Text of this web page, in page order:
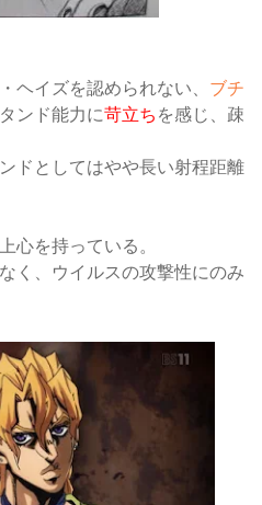
ヘイズを認められない、 ブチ
ンド能力に苛立ちを感じ、疎
ドとしてはやや長い射程距離
心を持っている。
く、ウイルスの攻撃性にのみ